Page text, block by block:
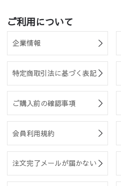
ご利用について
企業情報
特定商取引法に基づく表記
ご購入前の確認事項
会員利用規約
注文完了メールが届かない